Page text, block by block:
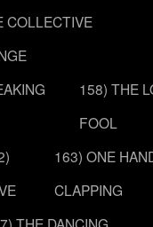
COLLECTIVE
158) THE
FOOL
163) ONE
CLAPPING